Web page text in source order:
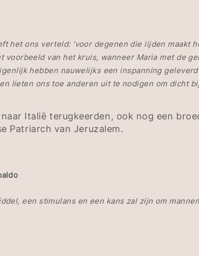
het ons verteld: ‘voor degenen die lijden maakt
voorbeeld van het kruis, wanneer Maria met de
hebben nauwelijks een inspanning
lieten ons toe anderen uit te nodigen om dicht
Italië terugkeerden, ook nog een
Patriarch van Jeruzalem.
een stimulans en een kans zal zijn om